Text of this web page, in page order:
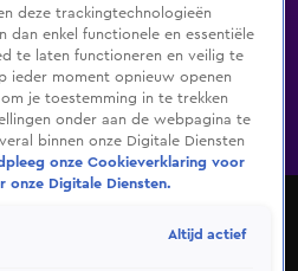
De Bondgenoten
Koeman: 'Hij is boos op de
deze trackingtechnologieën
dan enkel functionele en essentiële
te laten functioneren en veilig te
ieder moment opnieuw openen
je toestemming in te trekken
onder aan de webpagina te
binnen onze Digitale Diensten
onze Cookieverklaring voor
onze Digitale Diensten.
Altijd actief